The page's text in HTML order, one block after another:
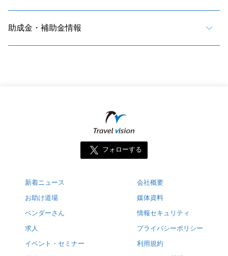
助成金・補助金情報
フォローする
新着ニュース
お助け道場
ベンダーさん
求人
イベント・セミナー
会社概要
媒体資料
情報セキュリティ
プライバシーポリシー
利用規約